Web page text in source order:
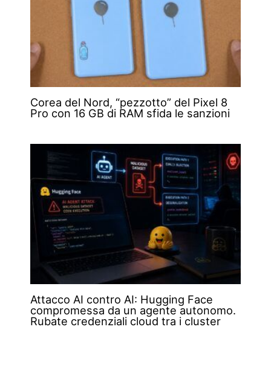
Corea del Nord, “pezzotto” del Pixel 8
Pro con 16 GB di RAM sfida le sanzioni
Attacco AI contro AI: Hugging Face
compromessa da un agente autonomo.
Rubate credenziali cloud tra i cluster